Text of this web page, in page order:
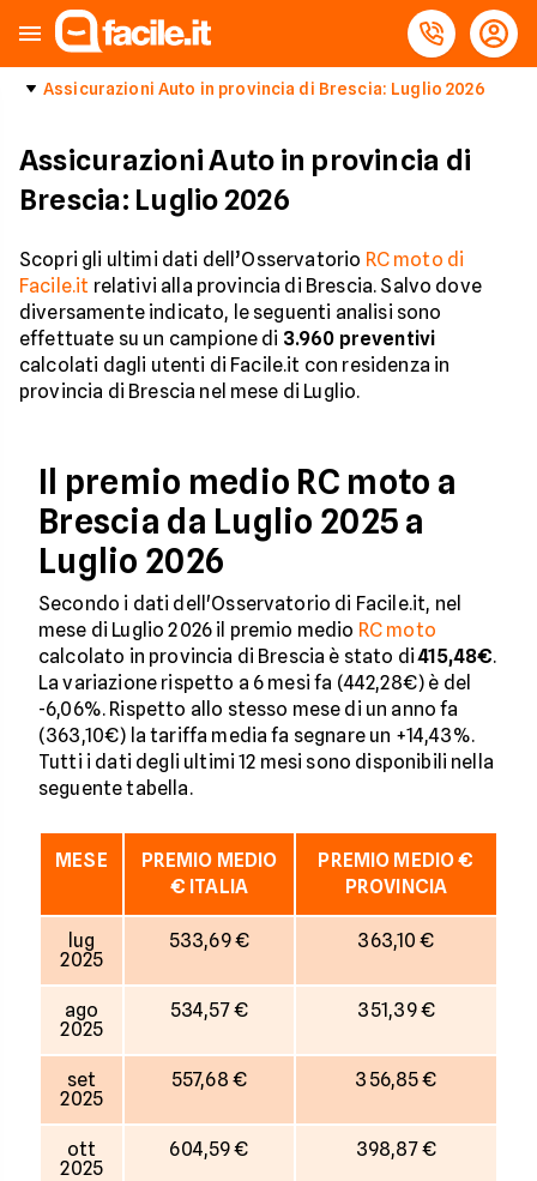
Assicurazioni Auto in provincia di Brescia: Luglio 2026
Assicurazioni Auto in provincia di
Brescia: Luglio 2026
Scopri gli ultimi dati dell’Osservatorio RC moto di
Facile.it relativi alla provincia di Brescia. Salvo dove
diversamente indicato, le seguenti analisi sono
effettuate su un campione di 3.960 preventivi
calcolati dagli utenti di Facile.it con residenza in
provincia di Brescia nel mese di Luglio.
Il premio medio RC moto a
Brescia da Luglio 2025 a
Luglio 2026
Secondo i dati dell'Osservatorio di Facile.it, nel
mese di Luglio 2026 il premio medio RC moto
calcolato in provincia di Brescia è stato di415,48€.
La variazione rispetto a 6 mesi fa (442,28€) è del
-6,06%. Rispetto allo stesso mese di un anno fa
(363,10€) la tariffa media fa segnare un +14,43%.
Tutti i dati degli ultimi 12 mesi sono disponibili nella
seguente tabella.
MESE
PREMIO MEDIO
€ ITALIA
PREMIO MEDIO €
PROVINCIA
lug
2025
533,69 € 363,10 €
ago
2025
534,57 € 351,39 €
set
2025
557,68 € 356,85 €
ott
2025
604,59 € 398,87 €